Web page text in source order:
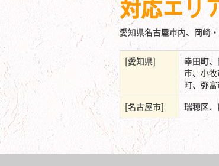
対応エリ
愛知県名古屋市内、岡崎
[愛知県]
幸田町
市、小
町、弥
[名古屋市] 瑞穂区